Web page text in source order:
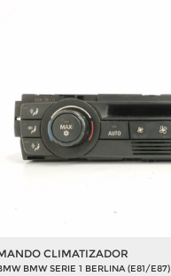
CLIMATIZADOR
BMW SERIE 1 BERLINA (E81/E87)